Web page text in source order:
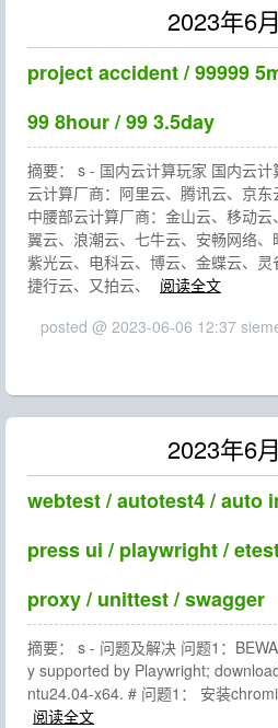
2023年6
project accident / 99999
99 8hour / 99 3.5day
摘要： s - 国内云计算玩家 国内云
云计算厂商：阿里云、腾讯云、京东
中腰部云计算厂商：金山云、移动
翼云、浪潮云、七牛云、安畅网络、
紫光云、电科云、博云、金蝶云、
捷行云、又拍云、
阅读全文
posted @ 2023-06-06 12:37
2023年6
webtest / autotest4 / auto
press ui / playwright /
proxy / unittest / swagger
摘要： s - 问题及解决 问题1：
y supported by Playwright;
ntu24.04-x64. # 问题1： 安装
阅读全文